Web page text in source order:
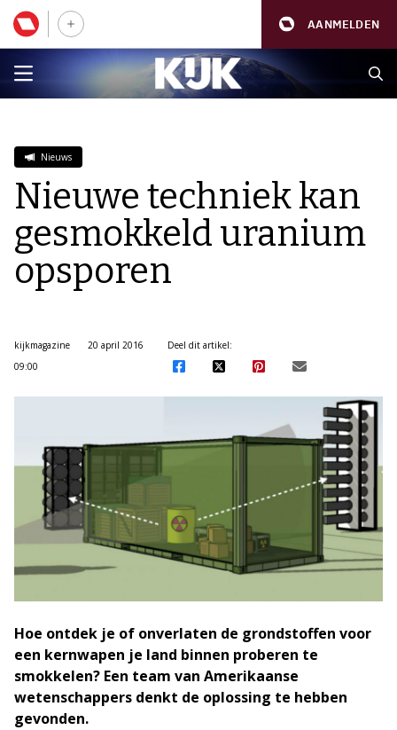
AANMELDEN
Nieuws
Nieuwe techniek kan
gesmokkeld uranium
opsporen
kijkmagazine
20 april 2016
09:00
Deel dit artikel:
Hoe ontdek je of onverlaten de grondstoffen voor
een kernwapen je land binnen proberen te
smokkelen? Een team van Amerikaanse
wetenschappers denkt de oplossing te hebben
gevonden.